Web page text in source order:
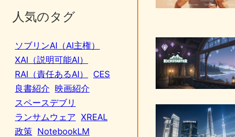
人気のタグ
ソブリンAI（AI主権）
XAI（説明可能AI）
RAI（責任あるAI）
CES
良書紹介 映画紹介
スペースデブリ
ランサムウェア XREAL
政策 NotebookLM